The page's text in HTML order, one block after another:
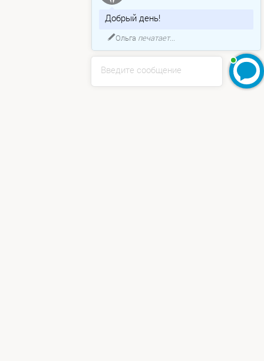
Введите сообщение
Добрый день!
Ольга печатает...